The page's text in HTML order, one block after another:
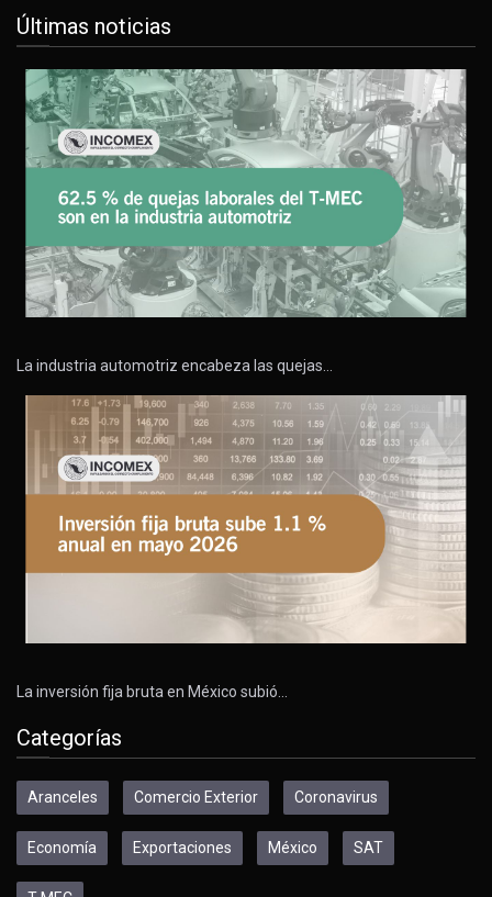
Últimas noticias
La industria automotriz encabeza las quejas…
La inversión fija bruta en México subió…
Categorías
Aranceles Comercio Exterior Coronavirus
Economía Exportaciones México SAT